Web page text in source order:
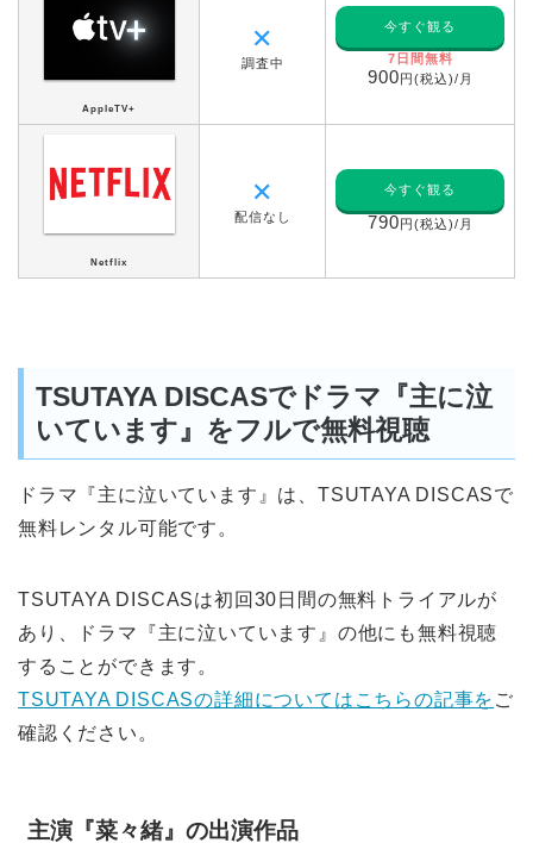
AppleTV+
✕
調査中
今すぐ観る
7日間無料
900 円(税込)/月
Netflix
✕
配信なし
今すぐ観る
790 円(税込)/月
TSUTAYA DISCASでドラマ『主に泣
いています』をフルで無料視聴
ドラマ『主に泣いています』は、TSUTAYA DISCASで
無料レンタル可能です。
TSUTAYA DISCASは初回30日間の無料トライアルが
あり、ドラマ『主に泣いています』の他にも無料視聴
することができます。
TSUTAYA DISCASの詳細についてはこちらの記事を ご
確認ください。
主演『菜々緒』の出演作品